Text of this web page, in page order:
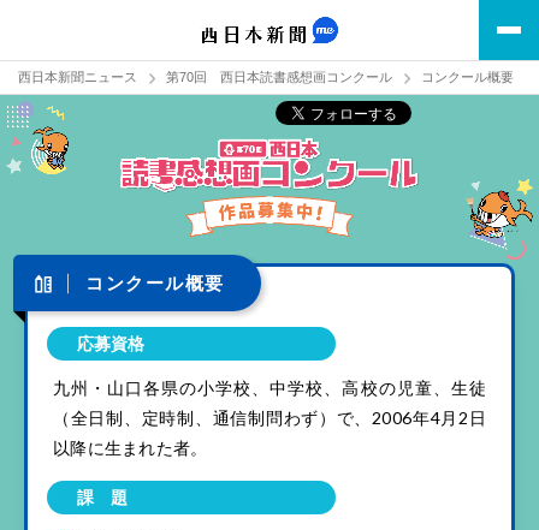
西日本新聞ニュース 第70回 西日本読書感想画コンクール コンクール概要
コンクール概要
応募資格
九州・山口各県の小学校、中学校、高校の児童、生徒
（全日制、定時制、通信制問わず）で、2006年4月2日
以降に生まれた者。
課 題